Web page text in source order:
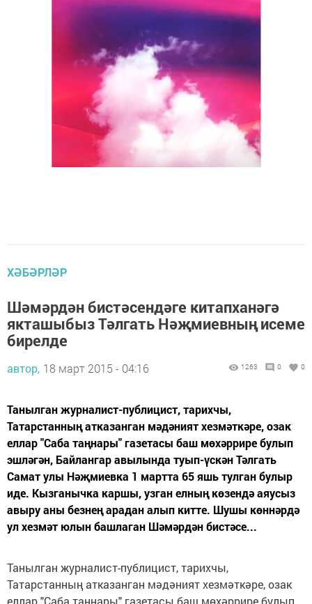
ХӘБӘРЛӘР
Шәмәрдән бистәсендәге китапханәгә
якташыбыз Тәлгать Нәҗмиевның исеме
бирелде
автор, 18 март 2015 - 04:16 1263 0 0
Танылган журналист-публицист, тарихчы,
Татарстанның атказанган мәдәният хезмәткәре, озак
еллар "Саба таңнары" газетасы баш мөхәррире булып
эшләгән, Байлангар авылында туып-үскән Тәлгать
Самат улы Нәҗмиевка 1 мартта 65 яшь тулган булыр
иде. Кызганычка каршы, узган елның көзендә аяусыз
авыру аны безнең арадан алып китте. Шушы көннәрдә
ул хезмәт юлын башлаган Шәмәрдән бистәсе...
Танылган журналист-публицист, тарихчы,
Татарстанның атказанган мәдәният хезмәткәре, озак